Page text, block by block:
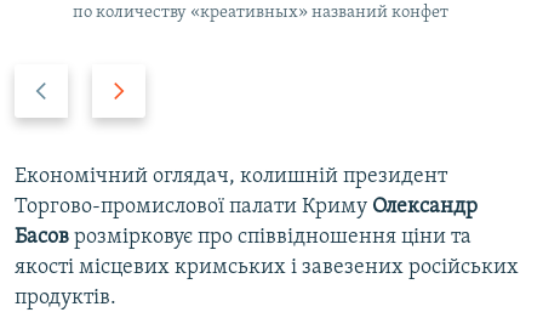
по количеству «креативных» названий конфет
v
i
o
u
s
t
s
l
i
d
Економічний оглядач, колишній президент
Торгово-промислової палати Криму Олександр
Басов розмірковує про співвідношення ціни та
якості місцевих кримських і завезених російських
продуктів.